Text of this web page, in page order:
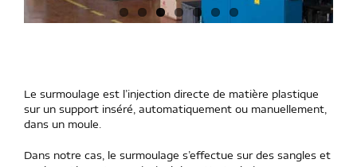
Le surmoulage est l’injection directe de matière plastique
sur un support inséré, automatiquement ou manuellement,
dans un moule.
Dans notre cas, le surmoulage s’effectue sur des sangles et